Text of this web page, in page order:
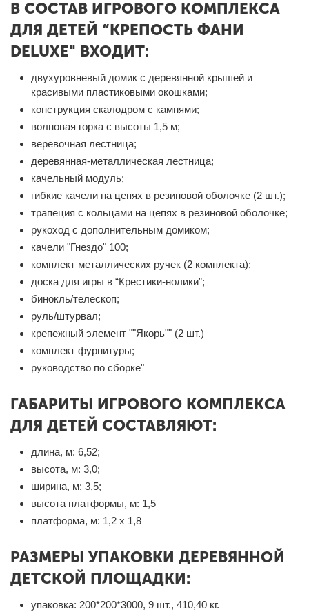
В СОСТАВ ИГРОВОГО КОМПЛЕКСА
ДЛЯ ДЕТЕЙ “КРЕПОСТЬ ФАНИ
DELUXE" ВХОДИТ:
двухуровневый домик с деревянной крышей и
красивыми пластиковыми окошками;
конструкция скалодром с камнями;
волновая горка с высоты 1,5 м;
веревочная лестница;
деревянная-металлическая лестница;
качельный модуль;
гибкие качели на цепях в резиновой оболочке (2 шт.);
трапеция с кольцами на цепях в резиновой оболочке;
рукоход с дополнительным домиком;
качели "Гнездо" 100;
комплект металлических ручек (2 комплекта);
доска для игры в “Крестики-нолики”;
бинокль/телескоп;
руль/штурвал;
крепежный элемент ""Якорь"" (2 шт.)
комплект фурнитуры;
руководство по сборке"
ГАБАРИТЫ ИГРОВОГО КОМПЛЕКСА
ДЛЯ ДЕТЕЙ СОСТАВЛЯЮТ:
длина, м: 6,52;
высота, м: 3,0;
ширина, м: 3,5;
высота платформы, м: 1,5
платформа, м: 1,2 х 1,8
РАЗМЕРЫ УПАКОВКИ ДЕРЕВЯННОЙ
ДЕТСКОЙ ПЛОЩАДКИ:
упаковка: 200*200*3000, 9 шт., 410,40 кг.